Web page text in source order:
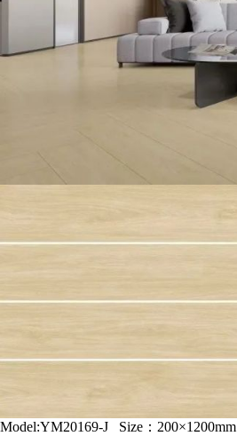
Model:YM20169-J Size：200×1200mm